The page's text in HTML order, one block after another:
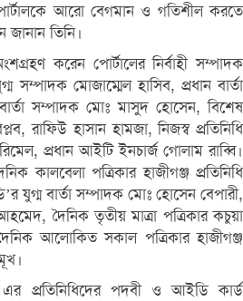
আরো বেগমান ও গতিশীল করতে
জানান তিনি।
করেন পোর্টালের নির্বাহী সম্পাদক
মোজাম্মেল হাসিব, প্রধান বার্তা
সম্পাদক মোঃ মাসুদ হোসেন, বিশেষ
রাফিউ হাসান হামজা, নিজস্ব প্রতিনিধি
প্রধান আইটি ইনচার্জ গোলাম রাব্বি।
কালবেলা পত্রিকার হাজীগঞ্জ প্রতিনিধি
যুগ্ম বার্তা সম্পাদক মোঃ হোসেন বেপারী,
দৈনিক তৃতীয় মাত্রা পত্রিকার কচুয়া
আলোকিত সকাল পত্রিকার হাজীগঞ্জ
এর প্রতিনিধিদের পদবী ও আইডি কার্ড